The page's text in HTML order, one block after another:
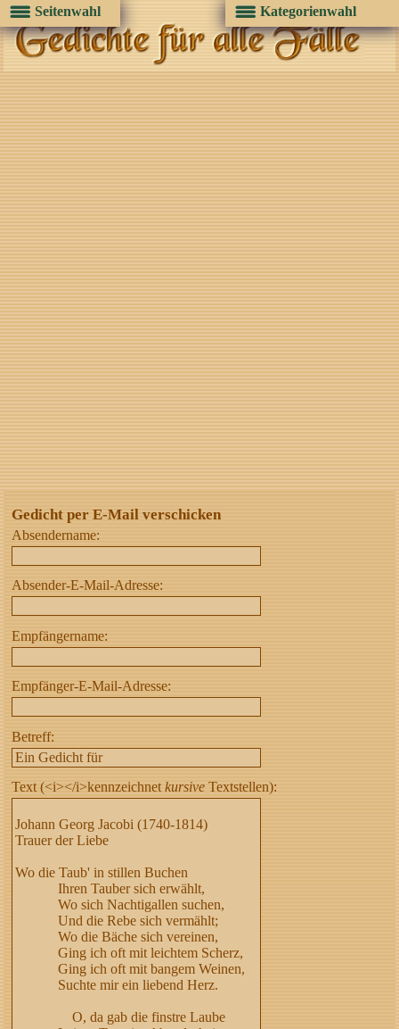
Gedicht per E-Mail verschicken
Absendername:
Absender-E-Mail-Adresse:
Empfängername:
Empfänger-E-Mail-Adresse:
Betreff:
Text (<i></i>kennzeichnetkursive Textstellen):
Seitenwahl Kategorienwahl